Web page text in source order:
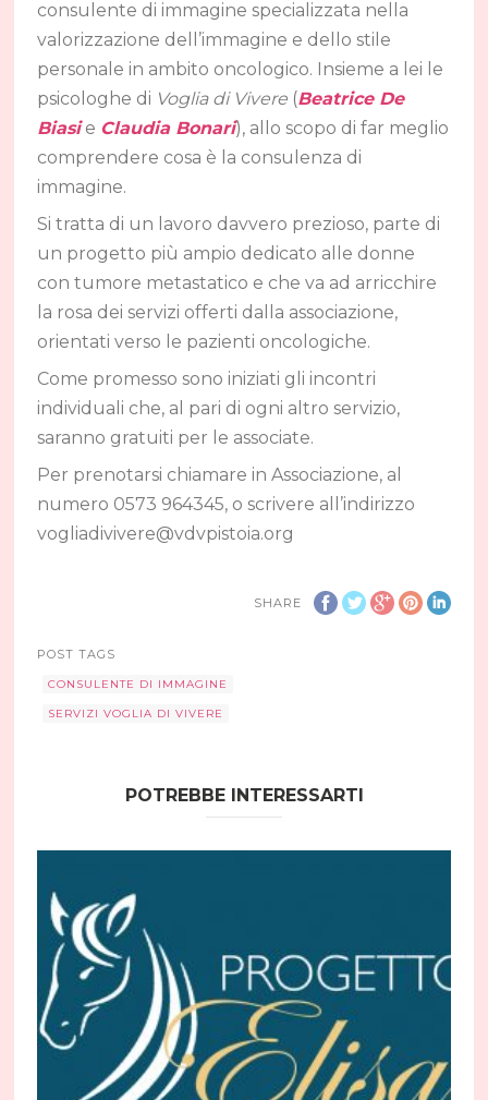
consulente di immagine specializzata nella
valorizzazione dell’immagine e dello stile
personale in ambito oncologico. Insieme a lei le
psicologhe di Voglia di Vivere (Beatrice De
Biasie Claudia Bonari), allo scopo di far meglio
comprendere cosa è la consulenza di
immagine.
Si tratta di un lavoro davvero prezioso, parte di
un progetto più ampio dedicato alle donne
con tumore metastatico e che va ad arricchire
la rosa dei servizi offerti dalla associazione,
orientati verso le pazienti oncologiche.
Come promesso sono iniziati gli incontri
individuali che, al pari di ogni altro servizio,
saranno gratuiti per le associate.
Per prenotarsi chiamare in Associazione, al
numero 0573 964345, o scrivere all’indirizzo
vogliadivivere@vdvpistoia.org
SHARE
POST TAGS
CONSULENTE DI IMMAGINE
SERVIZI VOGLIA DI VIVERE
POTREBBE INTERESSARTI